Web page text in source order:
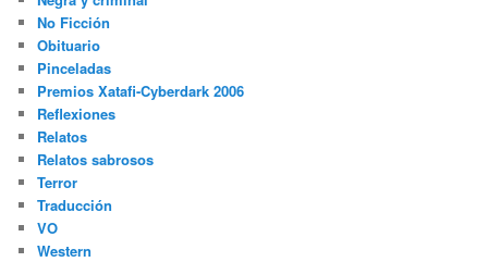
No Ficción
Obituario
Pinceladas
Premios Xatafi-Cyberdark 2006
Reflexiones
Relatos
Relatos sabrosos
Terror
Traducción
VO
Western